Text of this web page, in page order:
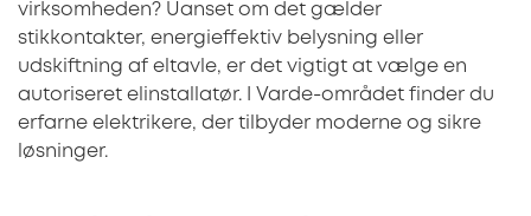
virksomheden? Uanset om det gælder
stikkontakter, energieffektiv belysning eller
udskiftning af eltavle, er det vigtigt at vælge en
autoriseret elinstallatør. I Varde-området finder du
erfarne elektrikere, der tilbyder moderne og sikre
løsninger.